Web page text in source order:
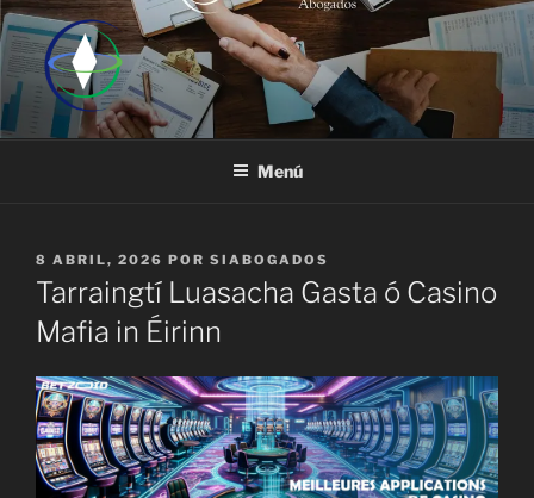
Saltar
al
contenido
Menú
PUBLICADO
EL
8 ABRIL, 2026 POR SIABOGADOS
Tarraingtí Luasacha Gasta ó Casino
Mafia in Éirinn